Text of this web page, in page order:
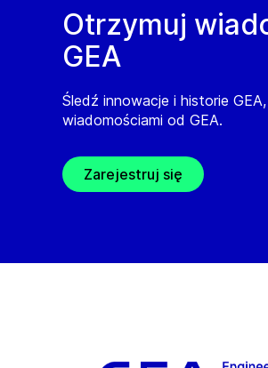
Otrzymuj
GEA
Śledź innowacje i historie
wiadomościami od GEA.
Zarejestruj się